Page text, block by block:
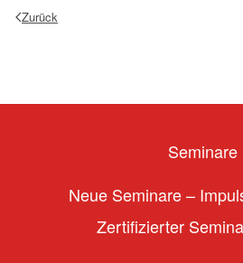
Zurück
Seminare
Neue Seminare –
Zertifizierter